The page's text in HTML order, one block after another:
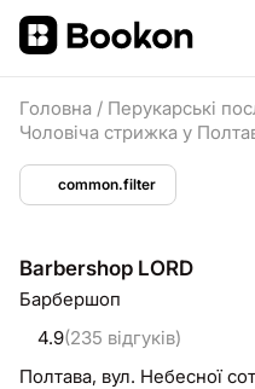
Головна / Перукарські
Чоловіча стрижка у
common.filter
Barbershop LORD
Барбершоп
4.9(235 відгуків)
Полтава, вул. Небесної